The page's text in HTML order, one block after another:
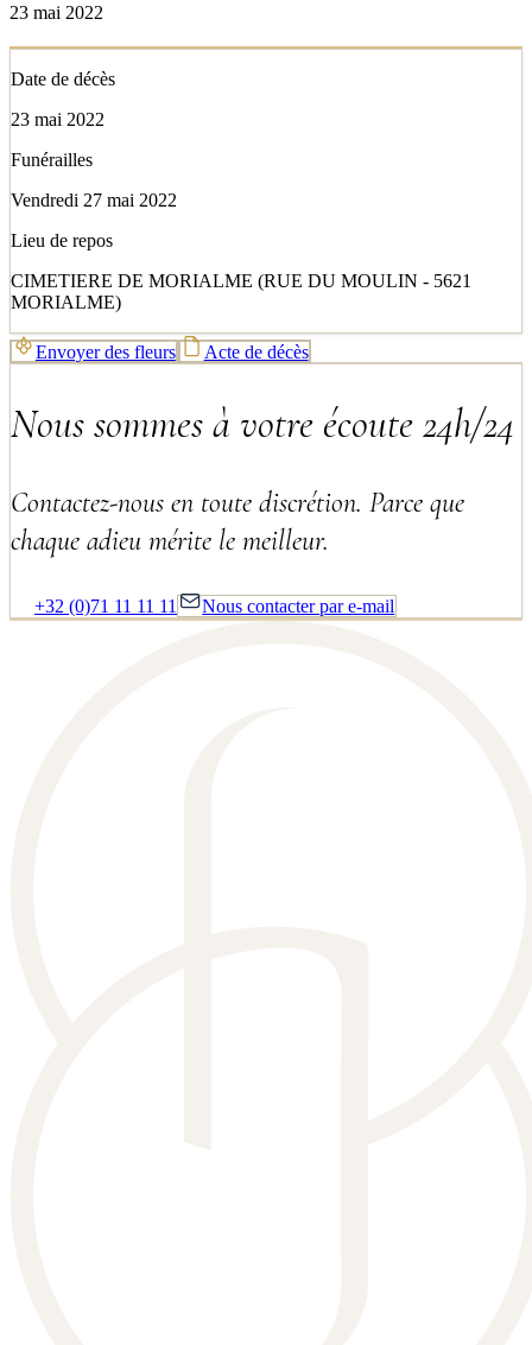
23 mai 2022
Date de décès
23 mai 2022
Funérailles
Vendredi 27 mai 2022
Lieu de repos
CIMETIERE DE MORIALME (RUE DU MOULIN - 5621
MORIALME)
Envoyer des fleurs Acte de décès
Nous sommes à votre écoute 24h/24
Contactez-nous en toute discrétion. Parce que
chaque adieu mérite le meilleur.
+32 (0)71 11 11 11 Nous contacter par e-mail